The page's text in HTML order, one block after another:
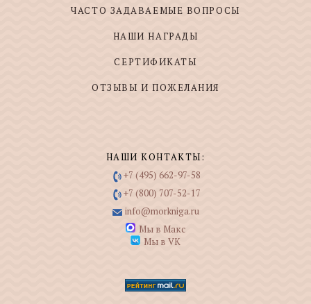
ЧАСТО ЗАДАВАЕМЫЕ ВОПРОСЫ
НАШИ НАГРАДЫ
СЕРТИФИКАТЫ
ОТЗЫВЫ И ПОЖЕЛАНИЯ
НАШИ КОНТАКТЫ:
+7 (495) 662-97-58
+7 (800) 707-52-17
info@morkniga.ru
Мы в Макс
Мы в VK